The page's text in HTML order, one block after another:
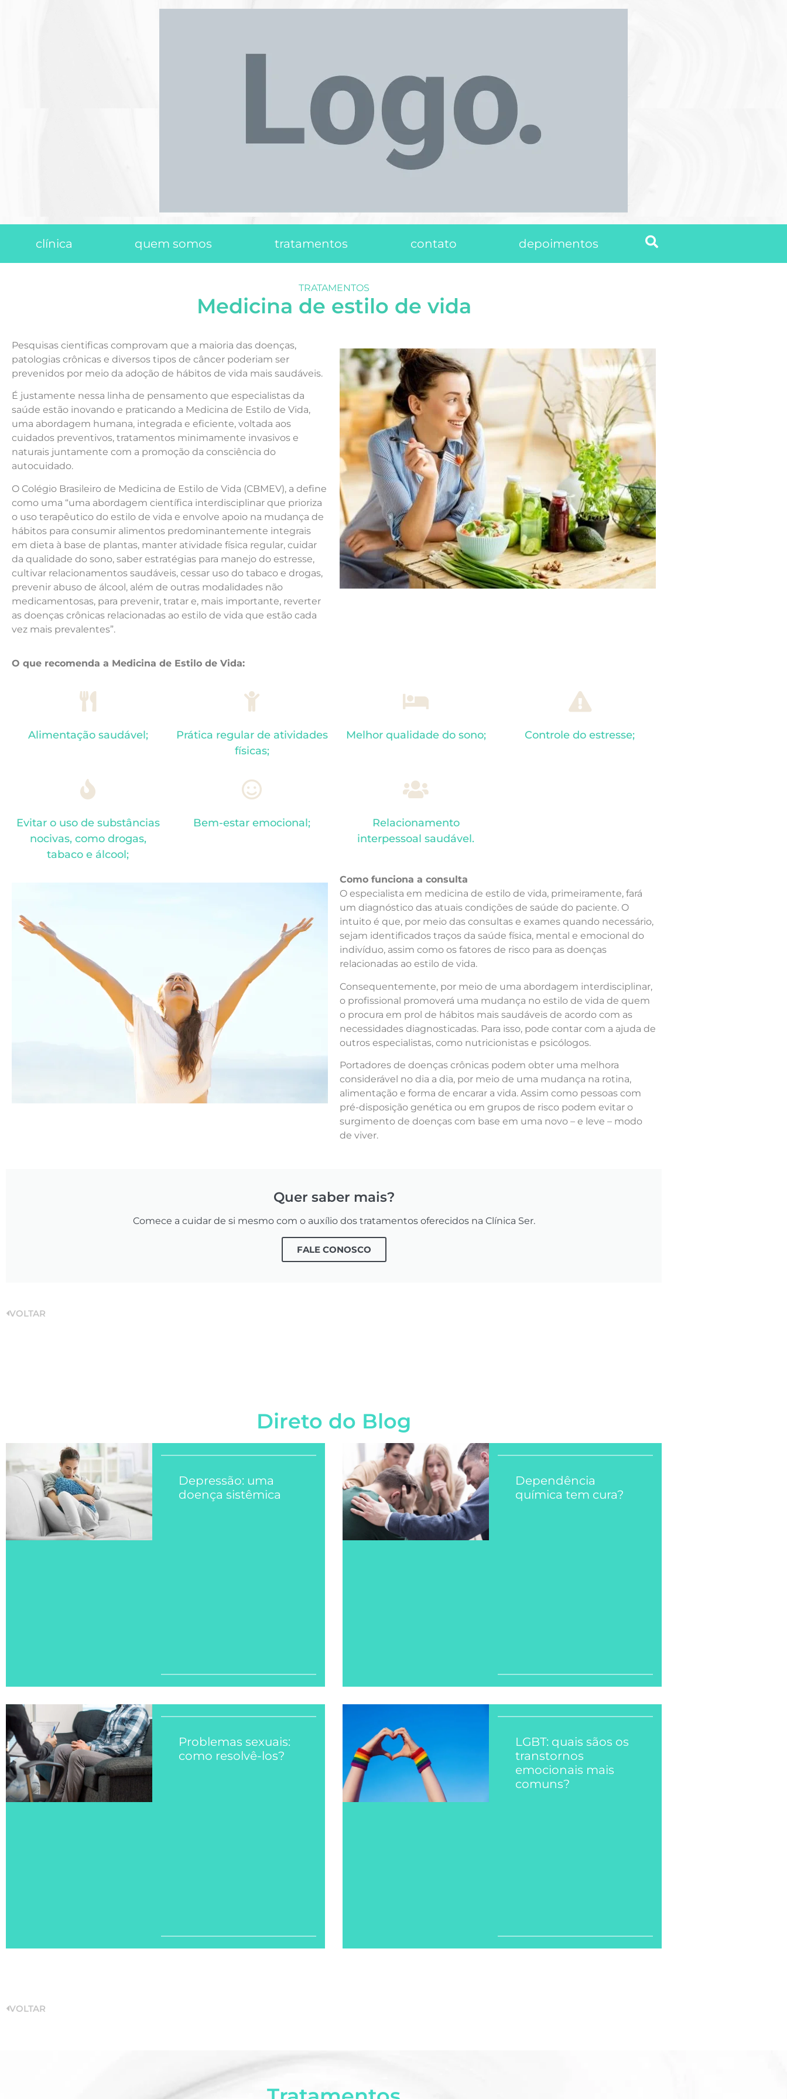
clínica quem somos tratamentos contato depoimentos
TRATAMENTOS
Medicina de estilo de vida
Pesquisas cientificas comprovam que a maioria das doenças,
patologias crônicas e diversos tipos de câncer poderiam ser
prevenidos por meio da adoção de hábitos de vida mais saudáveis.
É justamente nessa linha de pensamento que especialistas da
saúde estão inovando e praticando a Medicina de Estilo de Vida,
uma abordagem humana, integrada e eficiente, voltada aos
cuidados preventivos, tratamentos minimamente invasivos e
naturais juntamente com a promoção da consciência do
autocuidado.
O Colégio Brasileiro de Medicina de Estilo de Vida (CBMEV), a define
como uma “uma abordagem científica interdisciplinar que prioriza
o uso terapêutico do estilo de vida e envolve apoio na mudança de
hábitos para consumir alimentos predominantemente integrais
em dieta à base de plantas, manter atividade física regular, cuidar
da qualidade do sono, saber estratégias para manejo do estresse,
cultivar relacionamentos saudáveis, cessar uso do tabaco e drogas,
prevenir abuso de álcool, além de outras modalidades não
medicamentosas, para prevenir, tratar e, mais importante, reverter
as doenças crônicas relacionadas ao estilo de vida que estão cada
vez mais prevalentes”.
O que recomenda a Medicina de Estilo de Vida:
Alimentação saudável;
Prática regular de atividades
físicas;
Melhor qualidade do sono; Controle do estresse;
Evitar o uso de substâncias
nocivas, como drogas,
tabaco e álcool;
Bem-estar emocional;
Relacionamento
interpessoal saudável.
Como funciona a consulta
O especialista em medicina de estilo de vida, primeiramente, fará
um diagnóstico das atuais condições de saúde do paciente. O
intuito é que, por meio das consultas e exames quando necessário,
sejam identificados traços da saúde física, mental e emocional do
indivíduo, assim como os fatores de risco para as doenças
relacionadas ao estilo de vida.
Consequentemente, por meio de uma abordagem interdisciplinar,
o profissional promoverá uma mudança no estilo de vida de quem
o procura em prol de hábitos mais saudáveis de acordo com as
necessidades diagnosticadas. Para isso, pode contar com a ajuda de
outros especialistas, como nutricionistas e psicólogos.
Portadores de doenças crônicas podem obter uma melhora
considerável no dia a dia, por meio de uma mudança na rotina,
alimentação e forma de encarar a vida. Assim como pessoas com
pré-disposição genética ou em grupos de risco podem evitar o
surgimento de doenças com base em uma novo – e leve – modo
de viver.
Quer saber mais?
Comece a cuidar de si mesmo com o auxílio dos tratamentos oferecidos na Clínica Ser.
FALE CONOSCO
VOLTAR
Direto do Blog
Depressão: uma
doença sistêmica
Dependência
química tem cura?
Problemas sexuais:
como resolvê-los?
LGBT: quais sãos os
transtornos
emocionais mais
comuns?
VOLTAR